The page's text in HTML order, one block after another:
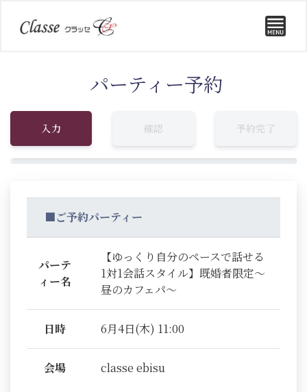
パーティー予約
入力 確認 予約完了
■ご予約パーティー
パーテ
ィー名
【ゆっくり自分のペースで話せる
1対1会話スタイル】既婚者限定～
昼のカフェパ～
日時 6月4日(木) 11:00
会場 classe ebisu